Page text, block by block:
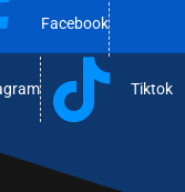
Facebook
Tiktok